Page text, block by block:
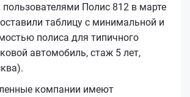
Полис 812 в марте
таблицу с минимальной и
полиса для типичного
автомобиль, стаж 5 лет,
компании имеют